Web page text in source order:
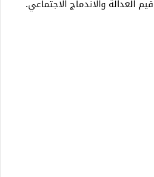
العدالة والاندماج الاجتماعي.